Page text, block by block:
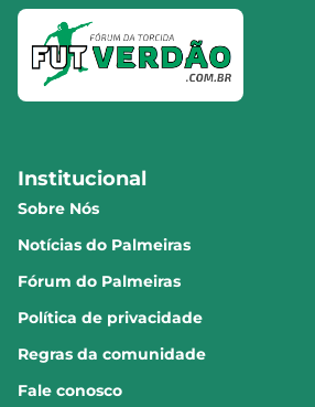
Institucional
Sobre Nós
Notícias do Palmeiras
Fórum do Palmeiras
Política de privacidade
Regras da comunidade
Fale conosco